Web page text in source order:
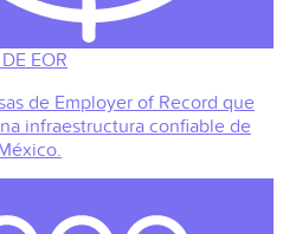
EOR
de Employer of Record que
infraestructura confiable de